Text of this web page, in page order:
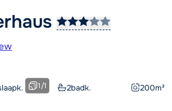
2badk. 200m²
1/1